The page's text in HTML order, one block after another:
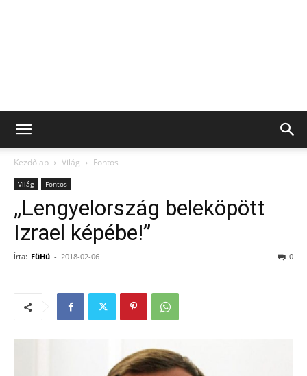
Kezdőlap Világ Fontos
Világ Fontos
„Lengyelország beleköpött
Izrael képébe!”
Írta: FüHü - 2018-02-06 0